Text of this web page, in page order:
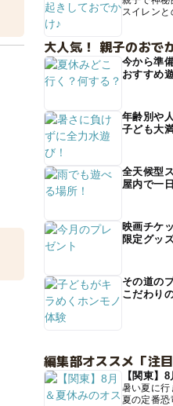
スイレン
大人気！ 親子のおで
今から準
おすすめ
年齢別や
子ども大
全天候型
屋内で一
映画チケ
限定グッ
その道の
こだわり
編集部オススメ「注目
【関東】
暑い夏に
夏の定番恐